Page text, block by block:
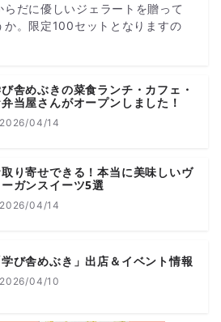
らだに優しいジェラートを贈って
か。限定100セットとなりますの
舎めぶきの菜食ランチ・カフェ・
当屋さんがオープンしました！
2026/04/14
り寄せできる！本当に美味しいヴ
ーガンスイーツ5選
2026/04/14
学び舎めぶき」出店＆イベント情報
2026/04/10